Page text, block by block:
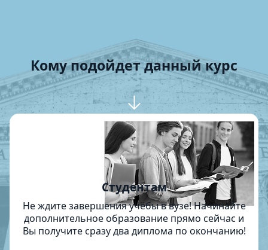
Кому подойдет данный курс
Студентам
Не ждите завершения учёбы в вузе! Начинайте
дополнительное образование прямо сейчас и
Вы получите сразу два диплома по окончанию!